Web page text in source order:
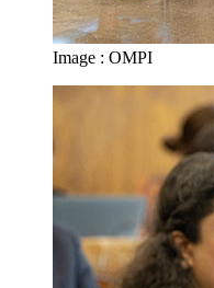
Image : OMPI